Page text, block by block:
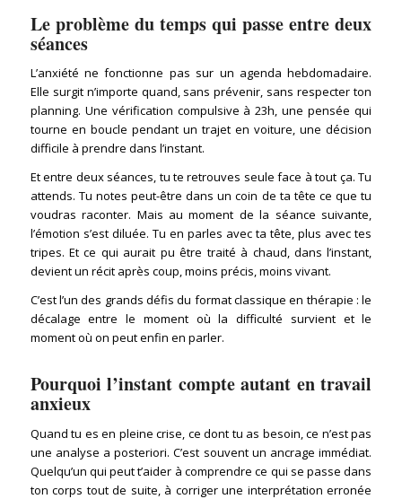
Le problème du temps qui passe entre deux
séances
L’anxiété ne fonctionne pas sur un agenda hebdomadaire.
Elle surgit n’importe quand, sans prévenir, sans respecter ton
planning. Une vérification compulsive à 23h, une pensée qui
tourne en boucle pendant un trajet en voiture, une décision
difficile à prendre dans l’instant.
Et entre deux séances, tu te retrouves seule face à tout ça. Tu
attends. Tu notes peut-être dans un coin de ta tête ce que tu
voudras raconter. Mais au moment de la séance suivante,
l’émotion s’est diluée. Tu en parles avec ta tête, plus avec tes
tripes. Et ce qui aurait pu être traité à chaud, dans l’instant,
devient un récit après coup, moins précis, moins vivant.
C’est l’un des grands défis du format classique en thérapie : le
décalage entre le moment où la difficulté survient et le
moment où on peut enfin en parler.
Pourquoi l’instant compte autant en travail
anxieux
Quand tu es en pleine crise, ce dont tu as besoin, ce n’est pas
une analyse a posteriori. C’est souvent un ancrage immédiat.
Quelqu’un qui peut t’aider à comprendre ce qui se passe dans
ton corps tout de suite, à corriger une interprétation erronée